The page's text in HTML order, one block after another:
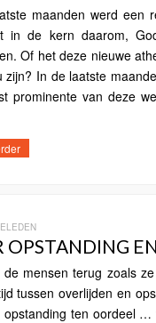
maanden werd een
in de kern daarom,
Of het deze nieuwe
zijn? In de laatste
prominente van deze
OPSTANDING
mensen terug zoals
tussen overlijden en
ten oordeel …